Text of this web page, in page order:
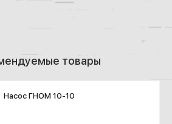
товары
Насос ГНОМ 10-10